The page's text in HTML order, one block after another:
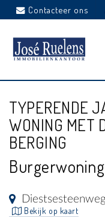
Contacteer ons
TYPERENDE
WONING MET
BERGING
Burgerwoning
Bekijk op kaart